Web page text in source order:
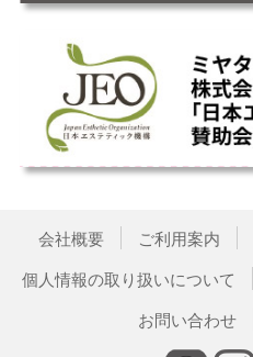
会社概要 ご利用案内
個人情報の取り扱いについて
お問い合わせ